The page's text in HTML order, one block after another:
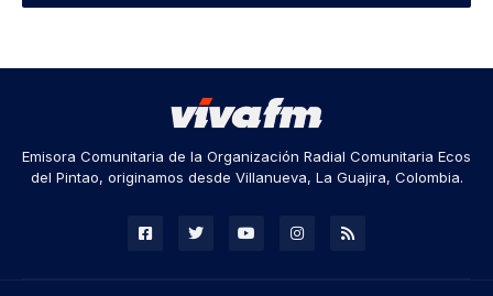
Emisora Comunitaria de la Organización Radial Comunitaria Ecos
del Pintao, originamos desde Villanueva, La Guajira, Colombia.